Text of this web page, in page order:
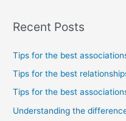
r
o
r
Recent Posts
Tips for the best
Tips for the best
Tips for the best
Understanding the